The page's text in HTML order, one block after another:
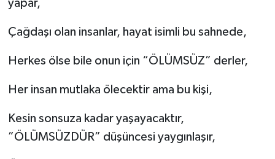
yapar,
Çağdaşı olan insanlar, hayat isimli bu sahnede,
Herkes ölse bile onun için “ÖLÜMSÜZ” derler,
Her insan mutlaka ölecektir ama bu kişi,
Kesin sonsuza kadar yaşayacaktır,
”ÖLÜMSÜZDÜR” düşüncesi yaygınlaşır,